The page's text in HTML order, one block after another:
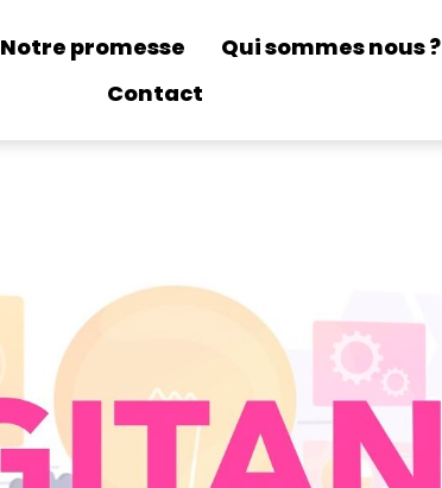
Notre promesse Qui sommes nous ?
Contact